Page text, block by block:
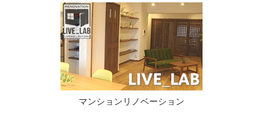
マンションリノベーション